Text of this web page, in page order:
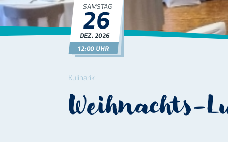
Kulinarik
Weihnachts-
SAMSTAG
26
DEZ.2026
12:00 UHR